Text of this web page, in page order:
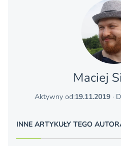
Maciej
Aktywny od:19.11.2019 ·
INNE ARTYKUŁY TEGO